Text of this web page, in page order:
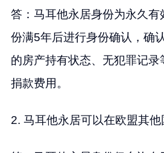
答：马耳他永居身份为永久有
份满5年后进行身份确认，确
的房产持有状态、无犯罪记录
捐款费用。
2. 马耳他永居可以在欧盟其他